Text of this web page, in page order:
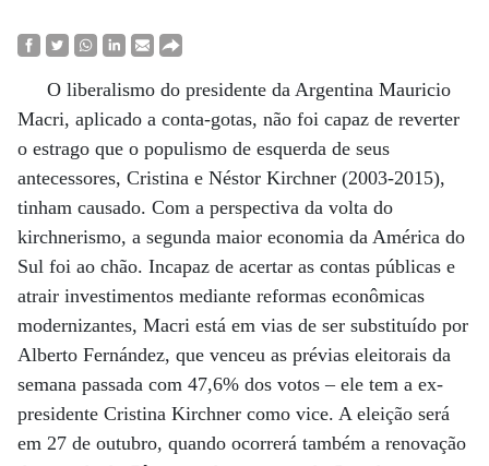
O liberalismo do presidente da Argentina Mauricio
Macri, aplicado a conta-gotas, não foi capaz de reverter
o estrago que o populismo de esquerda de seus
antecessores, Cristina e Néstor Kirchner (2003-2015),
tinham causado. Com a perspectiva da volta do
kirchnerismo, a segunda maior economia da América do
Sul foi ao chão. Incapaz de acertar as contas públicas e
atrair investimentos mediante reformas econômicas
modernizantes, Macri está em vias de ser substituído por
Alberto Fernández, que venceu as prévias eleitorais da
semana passada com 47,6% dos votos – ele tem a ex-
presidente Cristina Kirchner como vice. A eleição será
em 27 de outubro, quando ocorrerá também a renovação